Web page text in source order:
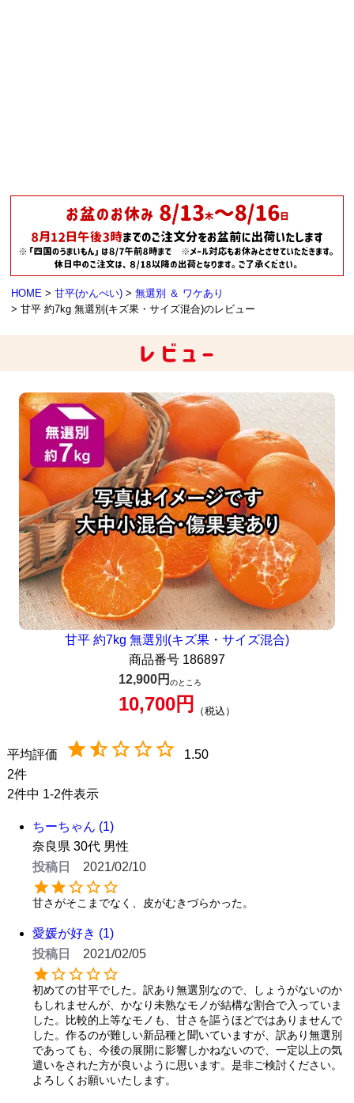
HOME 甘平(かんぺい)
無選別 ＆ ワケあり
甘平 約7kg 無選別(キズ果・サイズ混合)のレビュー
甘平 約7kg 無選別(キズ果・サイズ混合)
商品番号 186897
12,900
のところ
10,700 税込
1.50
2
2件中 1-2件表示
ちーちゃん 1
奈良県 30代 男性
投稿日
2021/02/10
甘さがそこまでなく、皮がむきづらかった。
愛媛が好き
1
投稿日
2021/02/05
初めての甘平でした。訳あり無選別なので、しょうがないのか
もしれませんが、かなり未熟なモノが結構な割合で入っていま
した。比較的上等なモノも、甘さを謳うほどではありませんで
した。作るのが難しい新品種と聞いていますが、訳あり無選別
であっても、今後の展開に影響しかねないので、一定以上の気
遣いをされた方が良いように思います。是非ご検討ください。
よろしくお願いいたします。